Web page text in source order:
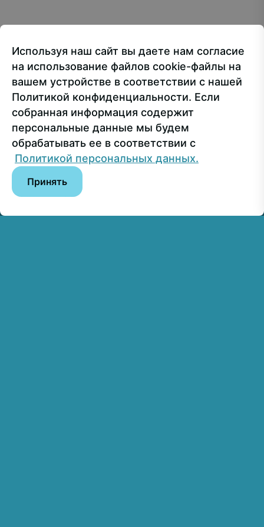
Используя наш сайт вы даете нам согласие
на использование файлов cookie-файлы на
вашем устройстве в соответствии с нашей
Политикой конфиденциальности. Если
собранная информация содержит
персональные данные мы будем
обрабатывать ее в соответствии с
Политикой персональных данных.
Принять
Приёмная комиссия +7 499 748-32-20
+7 499 160-92-00 (доб. 1191)
© РГУ СоцТех
Сведения об образовательной организации